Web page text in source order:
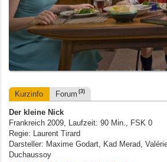
Kurzinfo Forum (3)
Der kleine Nick
Frankreich 2009, Laufzeit: 90 Min., FSK 0
Regie: Laurent Tirard
Darsteller: Maxime Godart, Kad Merad,
Duchaussoy